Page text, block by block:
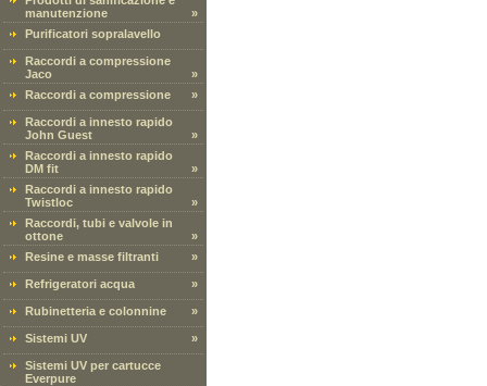
manutenzione
»
Purificatori sopralavello
Raccordi a compressione
Jaco
»
Raccordi a compressione
»
Raccordi a innesto rapido
John Guest
»
Raccordi a innesto rapido
DM fit
»
Raccordi a innesto rapido
Twistloc
»
Raccordi, tubi e valvole in
ottone
»
Resine e masse filtranti
»
Refrigeratori acqua »
Rubinetteria e colonnine »
Sistemi UV »
Sistemi UV per cartucce
Everpure